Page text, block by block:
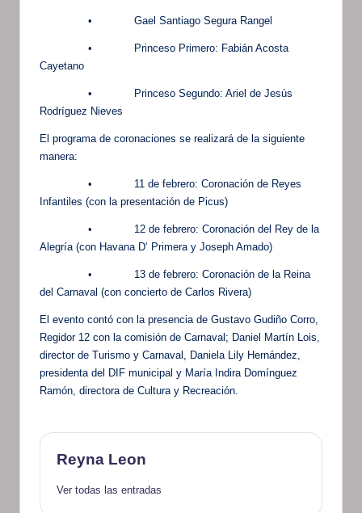
• Gael Santiago Segura Rangel
• Princeso Primero: Fabián Acosta
Cayetano
• Princeso Segundo: Ariel de Jesús
Rodríguez Nieves
El programa de coronaciones se realizará de la siguiente
manera:
• 11 de febrero: Coronación de Reyes
Infantiles (con la presentación de Picus)
• 12 de febrero: Coronación del Rey de la
Alegría (con Havana D’ Primera y Joseph Amado)
• 13 de febrero: Coronación de la Reina
del Carnaval (con concierto de Carlos Rivera)
El evento contó con la presencia de Gustavo Gudiño Corro,
Regidor 12 con la comisión de Carnaval; Daniel Martín Lois,
director de Turismo y Carnaval, Daniela Lily Hernández,
presidenta del DIF municipal y María Indira Domínguez
Ramón, directora de Cultura y Recreación.
Reyna Leon
Ver todas las entradas